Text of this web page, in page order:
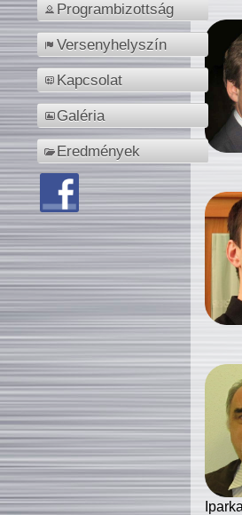
Programbizottság
Versenyhelyszín
Kapcsolat
Galéria
Eredmények